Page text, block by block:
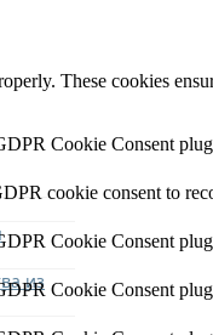
из
These cookies
Cookie Consent
cookie consent to
Cookie Consent
Cookie Consent